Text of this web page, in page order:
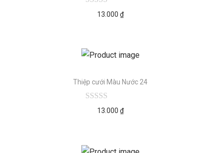
13.000 ₫
Thiệp cưới Màu Nước 24
13.000 ₫